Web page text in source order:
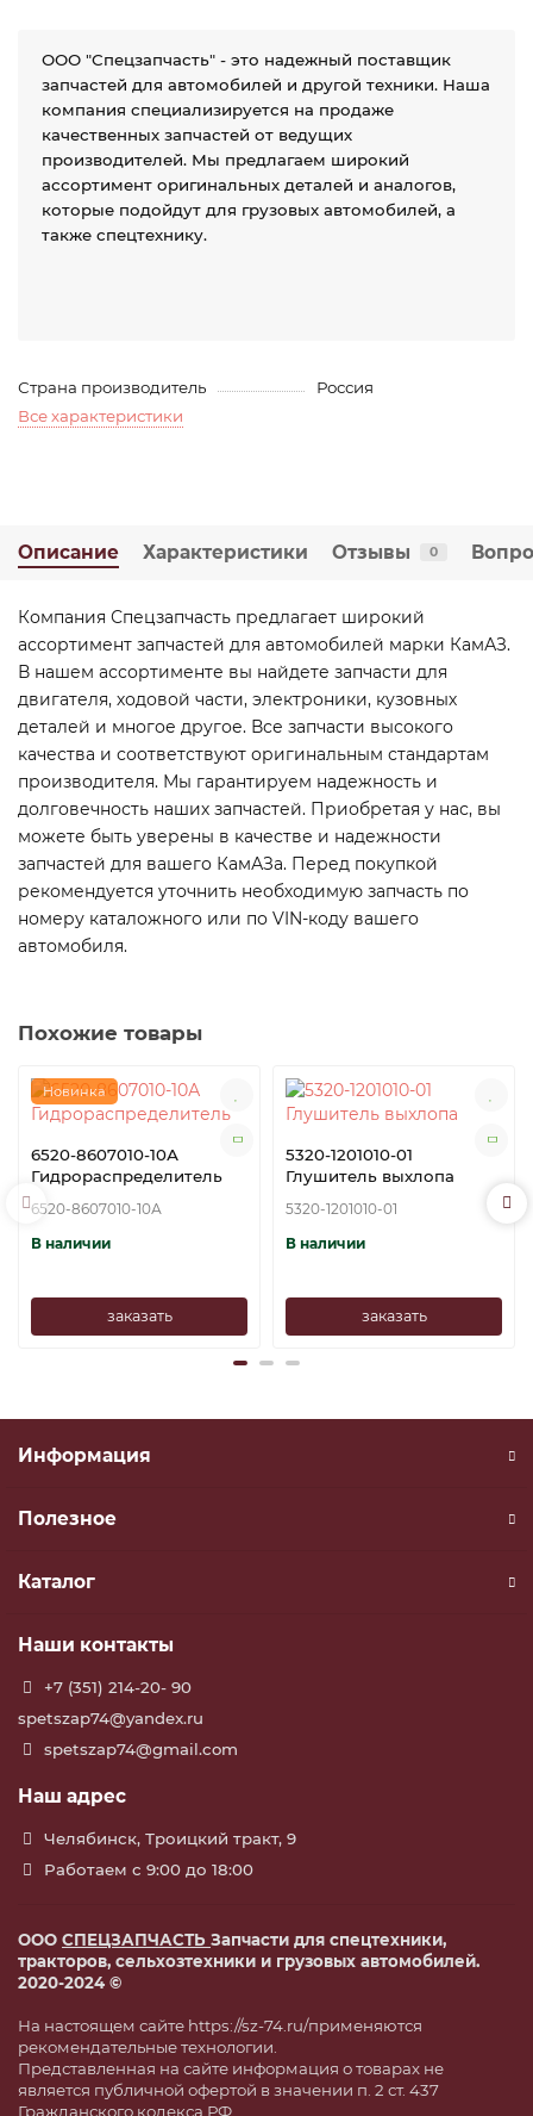
ООО "Спецзапчасть" - это надежный поставщик
запчастей для автомобилей и другой техники. Наша
компания специализируется на продаже
качественных запчастей от ведущих
производителей. Мы предлагаем широкий
ассортимент оригинальных деталей и аналогов,
которые подойдут для грузовых автомобилей, а
также спецтехнику.
Страна производитель
Россия
Все характеристики
Описание Характеристики Отзывы 0
Компания Спецзапчасть предлагает широкий
ассортимент запчастей для автомобилей марки КамАЗ.
В нашем ассортименте вы найдете запчасти для
двигателя, ходовой части, электроники, кузовных
деталей и многое другое. Все запчасти высокого
качества и соответствуют оригинальным стандартам
производителя. Мы гарантируем надежность и
долговечность наших запчастей. Приобретая у нас, вы
можете быть уверены в качестве и надежности
запчастей для вашего КамАЗа. Перед покупкой
рекомендуется уточнить необходимую запчасть по
номеру каталожного или по VIN-коду вашего
автомобиля.
Похожие товары
Новинка
6520-8607010-10А
Гидрораспределитель
6520-8607010-10А
В наличии
заказать
5320-1201010-01
Глушитель выхлопа
5320-1201010-01
В наличии
заказать
Информация
Полезное
Каталог
Наши контакты
+7 (351) 214-20- 90
spetszap74@yandex.ru
spetszap74@gmail.com
Наш адрес
Челябинск, Троицкий тракт, 9
Работаем с 9:00 до 18:00
ООО СПЕЦЗАПЧАСТЬ Запчасти для спецтехники,
тракторов, сельхозтехники и грузовых автомобилей.
2020-2024 ©
На настоящем сайте https://sz-74.ru/применяются
рекомендательные технологии.
Представленная на сайте информация о товарах не
является публичной офертой в значении п. 2 ст. 437
Гражданского кодекса РФ.